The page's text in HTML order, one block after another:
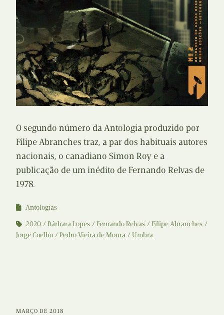
O segundo número da Antologia produzido por
Filipe Abranches traz, a par dos habituais autores
nacionais, o canadiano Simon Roy e a
publicação de um inédito de Fernando Relvas de
1978.
Antologias
2020
Bárbara Lopes Fernando Relvas
Filipe Abranches
Jorge Coelho
Pedro Vieira de Moura Umbra
MARÇO DE 2018